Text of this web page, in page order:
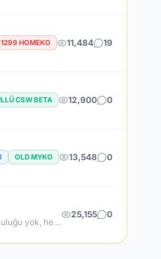
1299 HOMEKO 11,484 19
CSW BETA 12,900 0
OLD MYKO 13,548 0
NEDEN K2NETWORK? • Uzun ömürlü, kendi kaynak koduna sahip gerçek bir proje – hazır dosya alıp 1 haftada patlayan server değil. • %100 farm mantığı – KC/TL zorunluluğu yok, her şey oynayarak kazanılabilir. • Upgrade sınırı yok! – +30 Rebirthe kadar ilerleyen, +5’e kadar basılan takılar! • Tamamen ücretsiz PUS, paranızı sevdiklerinize ve ailenize ayırabilirsiniz! • Upgrade oranları şeffaf – % kaç ihtimalle bastığını ekranda net görüyorsun. • Auto Upgrade sistemi oyuna direkt entegre
25,155 0